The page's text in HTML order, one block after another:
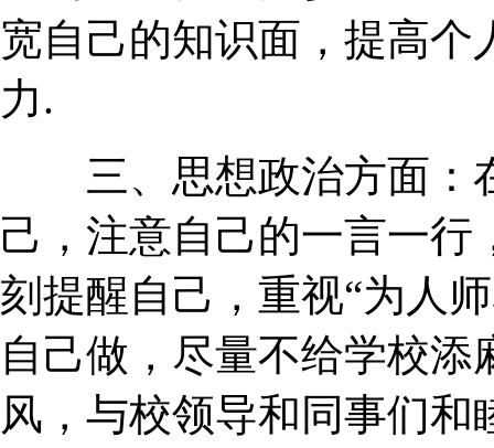
宽自己的知识面，提高
力.
三、思想政治方面：
己，注意自己的一言一行
刻提醒自己，重视“为人
自己做，尽量不给学校
风，与校领导和同事们